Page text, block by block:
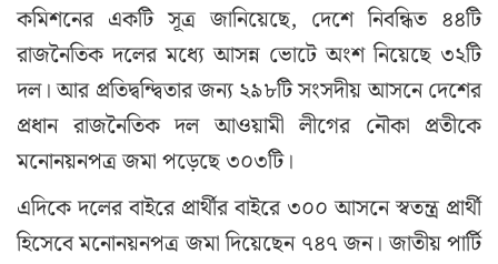
কমিশনের একটি সূত্র জানিয়েছে, দেশে নিবন্ধিত ৪৪টি
রাজনৈতিক দলের মধ্যে আসন্ন ভোটে অংশ নিয়েছে ৩২টি
দল। আর প্রতিদ্বন্দ্বিতার জন্য ২৯৮টি সংসদীয় আসনে দেশের
প্রধান রাজনৈতিক দল আওয়ামী লীগের নৌকা প্রতীকে
মনোনয়নপত্র জমা পড়েছে ৩০৩টি।
এদিকে দলের বাইরে প্রার্থীর বাইরে ৩০০ আসনে স্বতন্ত্র প্রার্থী
হিসেবে মনোনয়নপত্র জমা দিয়েছেন ৭৪৭ জন। জাতীয় পার্টি